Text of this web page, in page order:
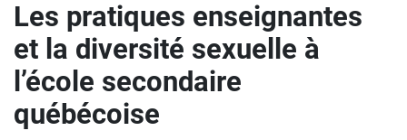
Les pratiques enseignantes
et la diversité sexuelle à
l’école secondaire
québécoise